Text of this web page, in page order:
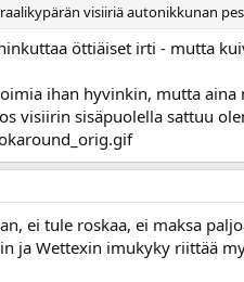
visiiriä autonikkunan
öttiäiset irti - mutta
ihan hyvinkin, mutta
visiirin sisäpuolella sattuu
ei tule roskaa, ei maksa
ja Wettexin imukyky riittää